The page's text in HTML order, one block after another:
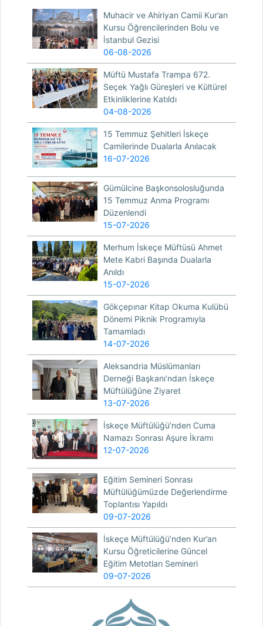
Muhacir ve Ahiriyan Camii Kur’an
Kursu Öğrencilerinden Bolu ve
İstanbul Gezisi
06-08-2026
Müftü Mustafa Trampa 672.
Seçek Yağlı Güreşleri ve Kültürel
Etkinliklerine Katıldı
04-08-2026
15 Temmuz Şehitleri İskeçe
Camilerinde Dualarla Anılacak
16-07-2026
Gümülcine Başkonsolosluğunda
15 Temmuz Anma Programı
Düzenlendi
15-07-2026
Merhum İskeçe Müftüsü Ahmet
Mete Kabri Başında Dualarla
Anıldı
15-07-2026
Gökçepınar Kitap Okuma Kulübü
Dönemi Piknik Programıyla
Tamamladı
14-07-2026
Aleksandria Müslümanları
Derneği Başkanı’ndan İskeçe
Müftülüğüne Ziyaret
13-07-2026
İskeçe Müftülüğü’nden Cuma
Namazı Sonrası Aşure İkramı
12-07-2026
Eğitim Semineri Sonrası
Müftülüğümüzde Değerlendirme
Toplantısı Yapıldı
09-07-2026
İskeçe Müftülüğü’nden Kur’an
Kursu Öğreticilerine Güncel
Eğitim Metotları Semineri
09-07-2026